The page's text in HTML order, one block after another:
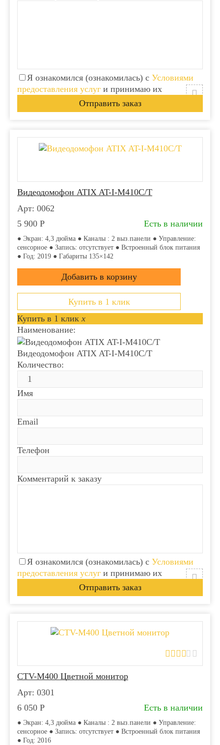
Я ознакомился (ознакомилась) с Условиями
предоставления услуг и принимаю их
Видеодомофон ATIX AT-I-М410C/T
Арт: 0062
5 900 Р Есть в наличии
● Экран: 4,3 дюйма ● Каналы : 2 выз.панели ● Управление:
сенсорное ● Запись: отсутствует ● Встроенный блок питания
● Год: 2019 ● Габариты 135×142
Купить в 1 клик
Купить в 1 клик x
Наименование:
Видеодомофон ATIX AT-I-М410C/T
Количество:
Имя
Email
Телефон
Комментарий к заказу
Я ознакомился (ознакомилась) с Условиями
предоставления услуг и принимаю их
CTV-M400 Цветной монитор
Арт: 0301
6 050 Р Есть в наличии
● Экран: 4,3 дюйма ● Каналы : 2 выз.панели ● Управление:
сенсорное ● Запись: отсутствует ● Встроенный блок питания
● Год: 2016